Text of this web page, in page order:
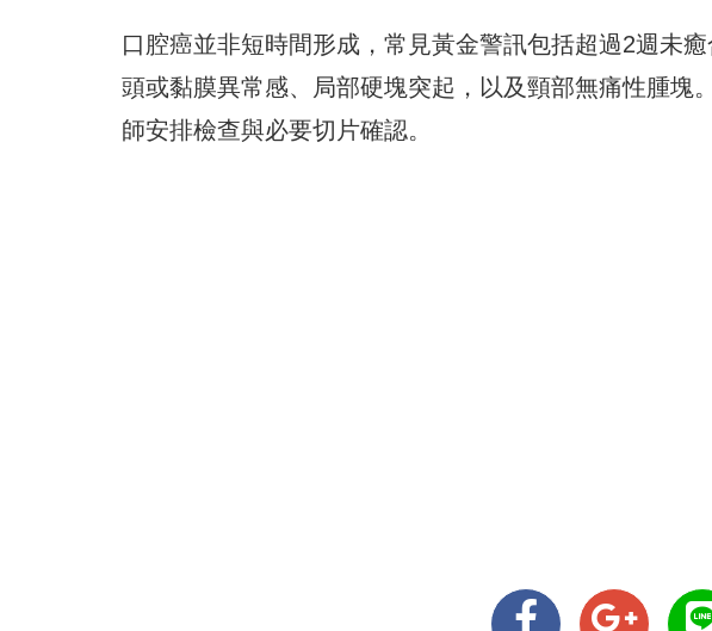
口腔癌並非短時間形成，常見黃金警訊包括超過2週未
頭或黏膜異常感、局部硬塊突起，以及頸部無痛性腫塊
師安排檢查與必要切片確認。